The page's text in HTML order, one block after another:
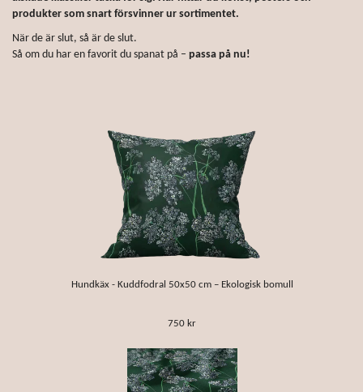
produkter som snart försvinner ur sortimentet.
När de är slut, så är de slut.
Så om du har en favorit du spanat på – passa på nu!
Hundkäx - Kuddfodral 50x50 cm – Ekologisk bomull
750 kr